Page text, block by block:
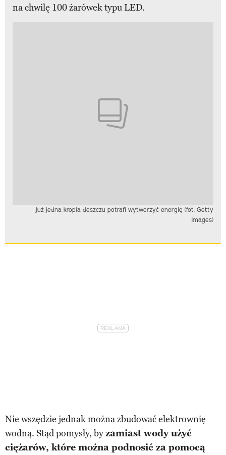
na chwilę 100 żarówek typu LED.
Już jedna kropla deszczu potrafi wytworzyć energię (fot. Getty
Images)
Nie wszędzie jednak można zbudować elektrownię
wodną. Stąd pomysły, byzamiast wody użyć
ciężarów, które można podnosić za pomocą